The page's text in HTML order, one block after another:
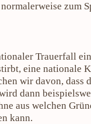
zum
Trauerfall
eine nationale
wir davon, dass
dann
aus welchen
kann.